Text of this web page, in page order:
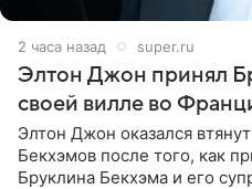
2 часа назад super.ru
Элтон Джон принял
своей вилле во
Элтон Джон оказался
Бекхэмов после того, как
Бруклина Бекхэма и его